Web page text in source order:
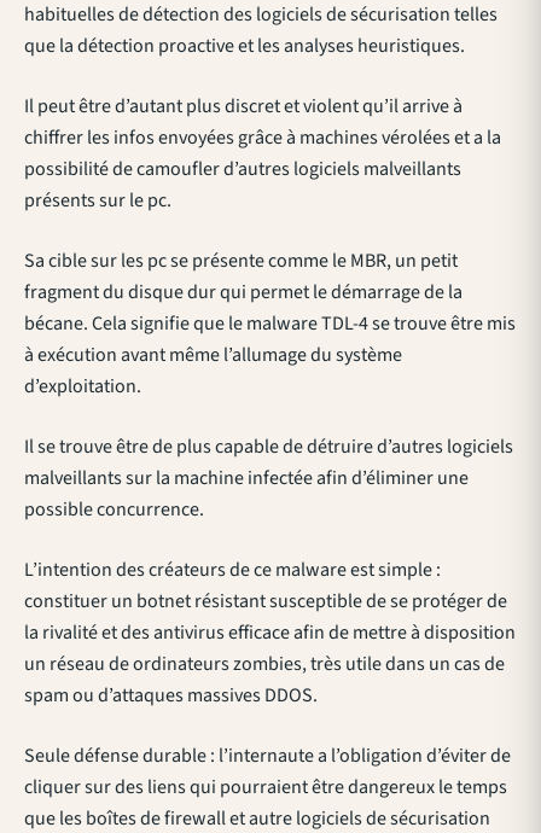
habituelles de détection des logiciels de sécurisation telles
que la détection proactive et les analyses heuristiques.
Il peut être d’autant plus discret et violent qu’il arrive à
chiffrer les infos envoyées grâce à machines vérolées et a la
possibilité de camoufler d’autres logiciels malveillants
présents sur le pc.
Sa cible sur les pc se présente comme le MBR, un petit
fragment du disque dur qui permet le démarrage de la
bécane. Cela signifie que le malware TDL-4 se trouve être mis
à exécution avant même l’allumage du système
d’exploitation.
Il se trouve être de plus capable de détruire d’autres logiciels
malveillants sur la machine infectée afin d’éliminer une
possible concurrence.
L’intention des créateurs de ce malware est simple :
constituer un botnet résistant susceptible de se protéger de
la rivalité et des antivirus efficace afin de mettre à disposition
un réseau de ordinateurs zombies, très utile dans un cas de
spam ou d’attaques massives DDOS.
Seule défense durable : l’internaute a l’obligation d’éviter de
cliquer sur des liens qui pourraient être dangereux le temps
que les boîtes de firewall et autre logiciels de sécurisation